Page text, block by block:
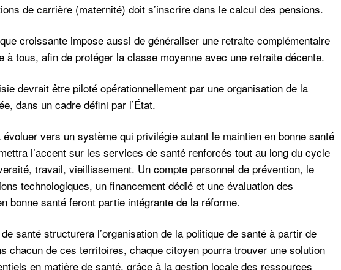
de carrière (maternité) doit s’inscrire dans le calcul des pensions.
croissante impose aussi de généraliser une retraite complémentaire
à tous, afin de protéger la classe moyenne avec une retraite décente.
devrait être piloté opérationnellement par une organisation de la
dans un cadre défini par l’État.
vers un système qui privilégie autant le maintien en bonne santé
l’accent sur les services de santé renforcés tout au long du cycle
travail, vieillissement. Un compte personnel de prévention, le
technologiques, un financement dédié et une évaluation des
bonne santé feront partie intégrante de la réforme.
santé structurera l’organisation de la politique de santé à partir de
chacun de ces territoires, chaque citoyen pourra trouver une solution
en matière de santé, grâce à la gestion locale des ressources